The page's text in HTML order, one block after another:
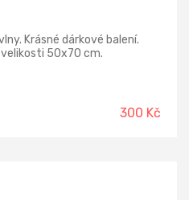
Krásné dárkové balení.
50x70 cm.
300 Kč